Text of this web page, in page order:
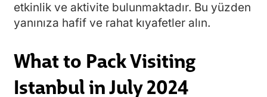
etkinlik ve aktivite bulunmaktadır. Bu yüzden
yanınıza hafif ve rahat kıyafetler alın.
What to Pack Visiting
Istanbul in July 2024